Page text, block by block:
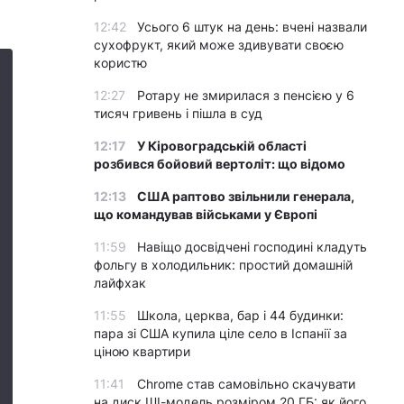
12:42
Усього 6 штук на день: вчені назвали
сухофрукт, який може здивувати своєю
користю
12:27
Ротару не змирилася з пенсією у 6
тисяч гривень і пішла в суд
12:17
У Кіровоградській області
розбився бойовий вертоліт: що відомо
12:13
США раптово звільнили генерала,
що командував військами у Європі
11:59
Навіщо досвідчені господині кладуть
фольгу в холодильник: простий домашній
лайфхак
11:55
Школа, церква, бар і 44 будинки:
пара зі США купила ціле село в Іспанії за
ціною квартири
11:41
Chrome став самовільно скачувати